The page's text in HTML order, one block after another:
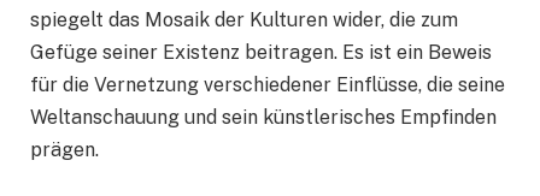
spiegelt das Mosaik der Kulturen wider, die zum
Gefüge seiner Existenz beitragen. Es ist ein Beweis
für die Vernetzung verschiedener Einflüsse, die seine
Weltanschauung und sein künstlerisches Empfinden
prägen.